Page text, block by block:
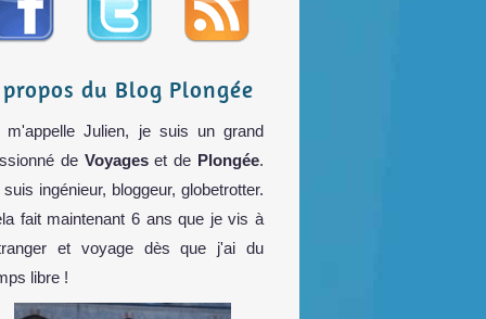
du Blog Plongée
m'appelle Julien, je suis un grand
de Voyageset de Plongée.
ingénieur, bloggeur, globetrotter.
fait maintenant 6 ans que je vis à
et voyage dès que j'ai du
libre !